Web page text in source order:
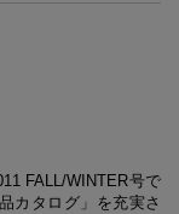
FALL/WINTER号で
カタログ」を充実さ